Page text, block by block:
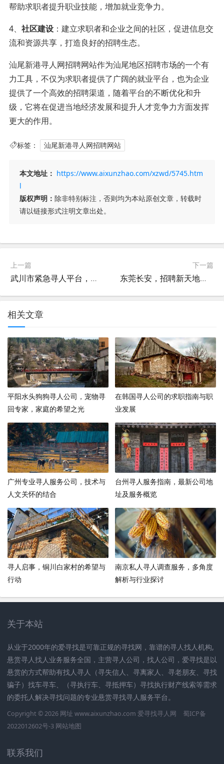
帮助求职者提升职业技能，增加就业竞争力。
4、 社区建设：建立求职者和企业之间的社区，促进信息交
流和资源共享，打造良好的招聘生态。
汕尾新港寻人网招聘网站作为汕尾地区招聘市场的一个有
力工具，不仅为求职者提供了广阔的就业平台，也为企业
提供了一个高效的招聘渠道，随着平台的不断优化和升
级，它将在促进当地经济发展和提升人才竞争力方面发挥
更大的作用。
标签： 汕尾新港寻人网招聘网站
本文地址： https://www.aixunzhao.com/xzwd/5745.htm
l
版权声明： 除非特别标注，否则均为本站原创文章，转载时
请以链接形式注明文章出处。
上一篇
武川市紧急寻人平台，连接希望与安全的桥梁
下一篇
东莞长安，招聘新天地，寻人新机遇
相关文章
平阳水头狗狗寻人公司，宠物寻
回专家，家庭的希望之光
在韩国寻人公司的求职指南与职
业发展
广州专业寻人服务公司，技术与
人文关怀的结合
台州寻人服务指南，最新公司地
址及服务概览
寻人启事，铜川白家村的希望与
行动
南京私人寻人调查服务，多角度
解析与行业探讨
关于本站
从业于2000年的爱寻找是可靠正规的寻找网，靠谱的寻人找人机构,
悬赏寻人找人业务服务全国，主营寻人公司，找人公司，爱寻找是以
悬赏的方式帮助有找人寻人（寻失信人、寻离家人、寻老朋友、寻找
骗子）找车寻车、（寻执行车、寻抵押车）寻找执行财产线索等需求
的委托人解决寻找问题的专业悬赏寻找寻人服务平台。
Copyright © 2026 网址 www.aixunzhao.com 爱寻找寻人网
蜀ICP备
2022012602号-3 网站地图
联系我们